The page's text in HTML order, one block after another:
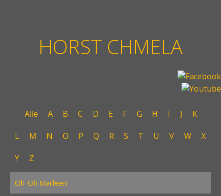
HORST CHMELA
Alle A B C D E F G H I J K
L M N O P Q R S T U V W X
Y Z
Oh-Oh Marleen